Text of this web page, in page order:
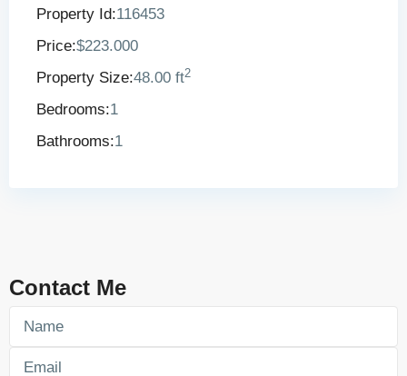
Property Id:116453
Price:$223.000
Property Size:48.00 ft2
Bedrooms:1
Bathrooms:1
Contact Me